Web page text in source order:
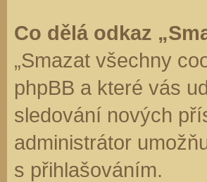
Co dělá odkaz
„Smazat všechny
phpBB a které vás
sledování nových
administrátor
s přihlašováním.